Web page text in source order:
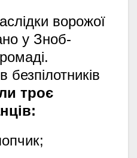
ворожої
у Зноб-
безпілотників
троє